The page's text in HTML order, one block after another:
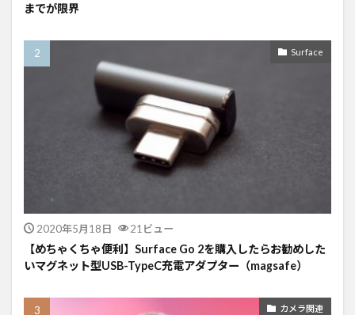
までが限界
Surface
2020年5月18日 21ビュー
【めちゃくちゃ便利】Surface Go 2を購入したらお勧めした
いマグネット型USB-TypeC充電アダプター（magsafe）
カメラ関連